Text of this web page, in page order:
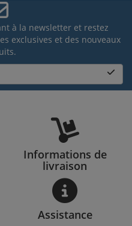
à la newsletter et restez
exclusives et des nouveaux
Informations de
livraison
Assistance